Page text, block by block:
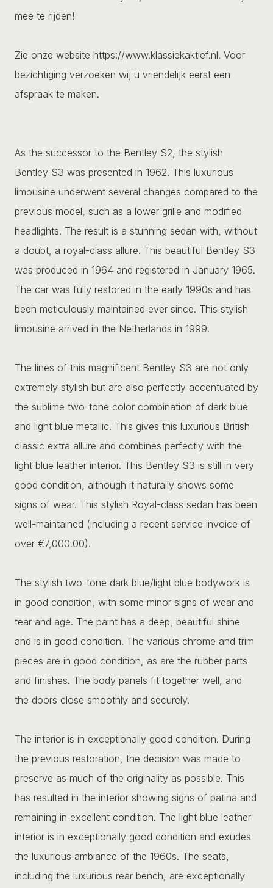
mee te rijden!
Zie onze website https://www.klassiekaktief.nl. Voor
bezichtiging verzoeken wij u vriendelijk eerst een
afspraak te maken.
As the successor to the Bentley S2, the stylish
Bentley S3 was presented in 1962. This luxurious
limousine underwent several changes compared to the
previous model, such as a lower grille and modified
headlights. The result is a stunning sedan with, without
a doubt, a royal-class allure. This beautiful Bentley S3
was produced in 1964 and registered in January 1965.
The car was fully restored in the early 1990s and has
been meticulously maintained ever since. This stylish
limousine arrived in the Netherlands in 1999.
The lines of this magnificent Bentley S3 are not only
extremely stylish but are also perfectly accentuated by
the sublime two-tone color combination of dark blue
and light blue metallic. This gives this luxurious British
classic extra allure and combines perfectly with the
light blue leather interior. This Bentley S3 is still in very
good condition, although it naturally shows some
signs of wear. This stylish Royal-class sedan has been
well-maintained (including a recent service invoice of
over €7,000.00).
The stylish two-tone dark blue/light blue bodywork is
in good condition, with some minor signs of wear and
tear and age. The paint has a deep, beautiful shine
and is in good condition. The various chrome and trim
pieces are in good condition, as are the rubber parts
and finishes. The body panels fit together well, and
the doors close smoothly and securely.
The interior is in exceptionally good condition. During
the previous restoration, the decision was made to
preserve as much of the originality as possible. This
has resulted in the interior showing signs of patina and
remaining in excellent condition. The light blue leather
interior is in exceptionally good condition and exudes
the luxurious ambiance of the 1960s. The seats,
including the luxurious rear bench, are exceptionally